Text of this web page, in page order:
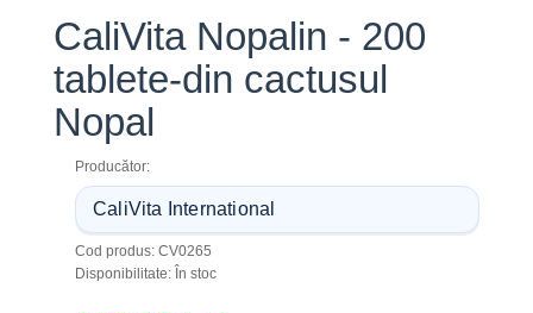
CaliVita Nopalin - 200
tablete-din cactusul
Nopal
Producător:
CaliVita International
Cod produs: CV0265
Disponibilitate: În stoc